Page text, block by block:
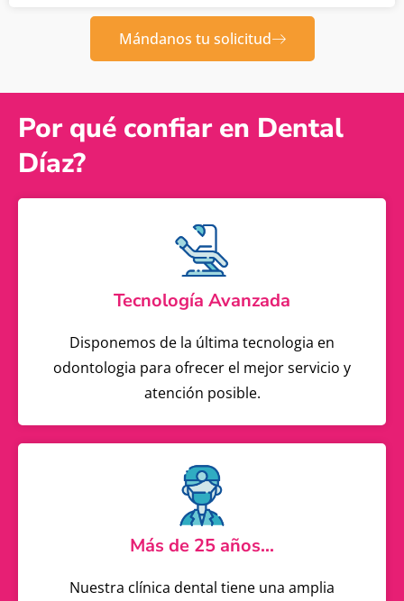
Mándanos tu solicitud
Por qué confiar en Dental
Díaz?
Tecnología Avanzada
Disponemos de la última tecnologia en
odontologia para ofrecer el mejor servicio y
atención posible.
Más de 25 años...
Nuestra clínica dental tiene una amplia